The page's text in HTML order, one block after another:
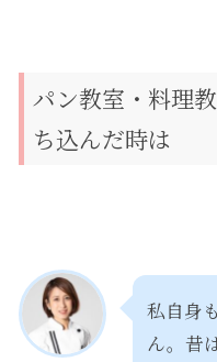
パン教室・料理
ち込んだ時は
私自身
ん。昔